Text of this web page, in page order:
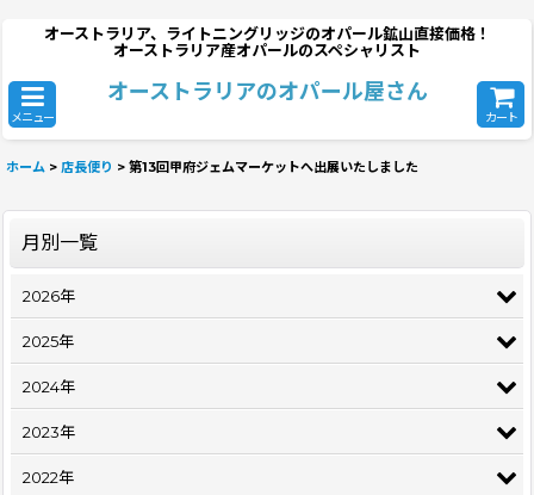
オーストラリア、ライトニングリッジのオパール鉱山直接価格！
オーストラリア産オパールのスペシャリスト
メニュー
オーストラリアのオパール屋さん
カート
ホーム > 店長便り > 第13回甲府ジェムマーケットへ出展いたしました
月別一覧
2026年
2025年
2024年
2023年
2022年